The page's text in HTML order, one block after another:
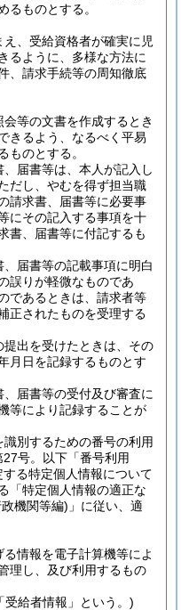
るものとする。
、受給資格者が確実に児
るように、多様な方法に
、請求手続等の周知徹底
等の文書を作成するとき
きるよう、なるべく平易
ものとする。
届書等は、本人が記入し
だし、やむを得ず担当職
請求書、届書等に必要事
にその記入する事項を十
書、届書等に付記するも
届書等の記載事項に明白
誤りが軽微なものであ
であるときは、請求者等
正されたものを受理する
出を受けたときは、その
月日を記録するものとす
届書等の受付及び審査に
等により記録することが
別するための番号の利用
号。以下「番号利用
る特定個人情報について
「特定個人情報の適正な
機関等編) 」に従い、適
情報を電子計算機等によ
理し、及び利用するもの
受給者情報」という。)